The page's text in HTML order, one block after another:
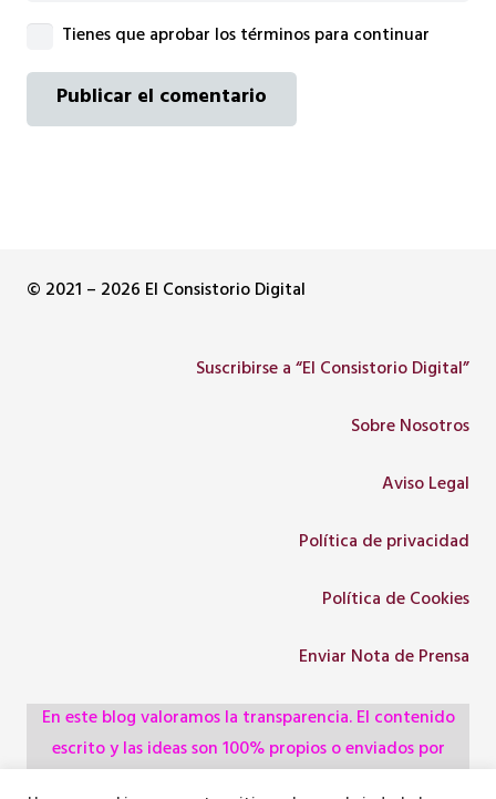
Tienes que aprobar los términos para continuar
Publicar el comentario
© 2021 – 2026 El Consistorio Digital
Suscribirse a “El Consistorio Digital”
Sobre Nosotros
Aviso Legal
Política de privacidad
Política de Cookies
Enviar Nota de Prensa
En este blog valoramos la transparencia. El contenido
escrito y las ideas son 100% propios o enviados por